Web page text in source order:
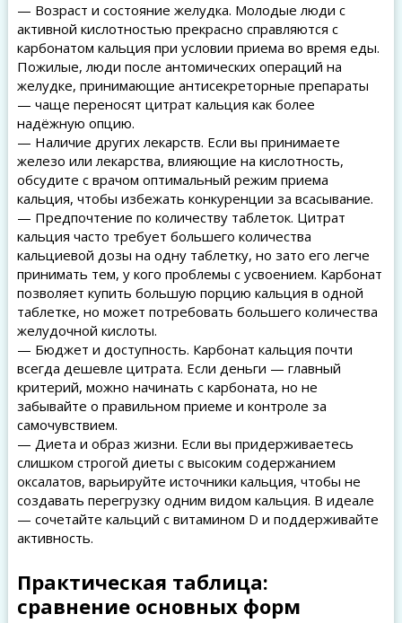
— Возраст и состояние желудка. Молодые люди с
активной кислотностью прекрасно справляются с
карбонатом кальция при условии приема во время еды.
Пожилые, люди после антомических операций на
желудке, принимающие антисекреторные препараты
— чаще переносят цитрат кальция как более
надёжную опцию.
— Наличие других лекарств. Если вы принимаете
железо или лекарства, влияющие на кислотность,
обсудите с врачом оптимальный режим приема
кальция, чтобы избежать конкуренции за всасывание.
— Предпочтение по количеству таблеток. Цитрат
кальция часто требует большего количества
кальциевой дозы на одну таблетку, но зато его легче
принимать тем, у кого проблемы с усвоением. Карбонат
позволяет купить большую порцию кальция в одной
таблетке, но может потребовать большего количества
желудочной кислоты.
— Бюджет и доступность. Карбонат кальция почти
всегда дешевле цитрата. Если деньги — главный
критерий, можно начинать с карбоната, но не
забывайте о правильном приеме и контроле за
самочувствием.
— Диета и образ жизни. Если вы придерживаетесь
слишком строгой диеты с высоким содержанием
оксалатов, варьируйте источники кальция, чтобы не
создавать перегрузку одним видом кальция. В идеале
— сочетайте кальций с витамином D и поддерживайте
активность.
Практическая таблица:
сравнение основных форм